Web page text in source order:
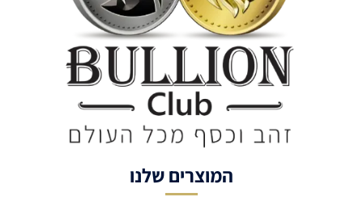
המוצרים שלנו